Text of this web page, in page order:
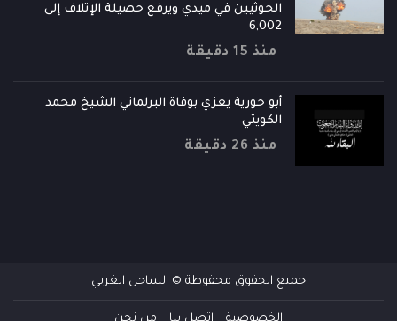
الحوثيين في ميدي ويرفع حصيلة الإتلاف إلى
6,002
منذ 15 دقيقة
أبو حورية يعزي بوفاة البرلماني الشيخ محمد
الكويتي
منذ 26 دقيقة
جميع الحقوق محفوظة © الساحل الغربي